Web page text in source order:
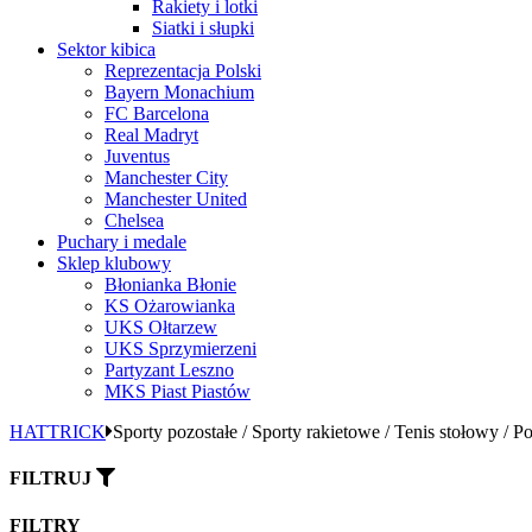
Rakiety i lotki
Siatki i słupki
Sektor kibica
Reprezentacja Polski
Bayern Monachium
FC Barcelona
Real Madryt
Juventus
Manchester City
Manchester United
Chelsea
Puchary i medale
Sklep klubowy
Błonianka Błonie
KS Ożarowianka
UKS Ołtarzew
UKS Sprzymierzeni
Partyzant Leszno
MKS Piast Piastów
HATTRICK Sporty pozostałe / Sporty rakietowe / Tenis stołowy /
FILTRUJ
FILTRY